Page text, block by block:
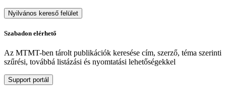
Nyilvános kereső felület
Szabadon elérhető
Az MTMT-ben tárolt publikációk keresése cím, szerző, téma szerinti
szűrési, továbbá listázási és nyomtatási lehetőségekkel
Support portál